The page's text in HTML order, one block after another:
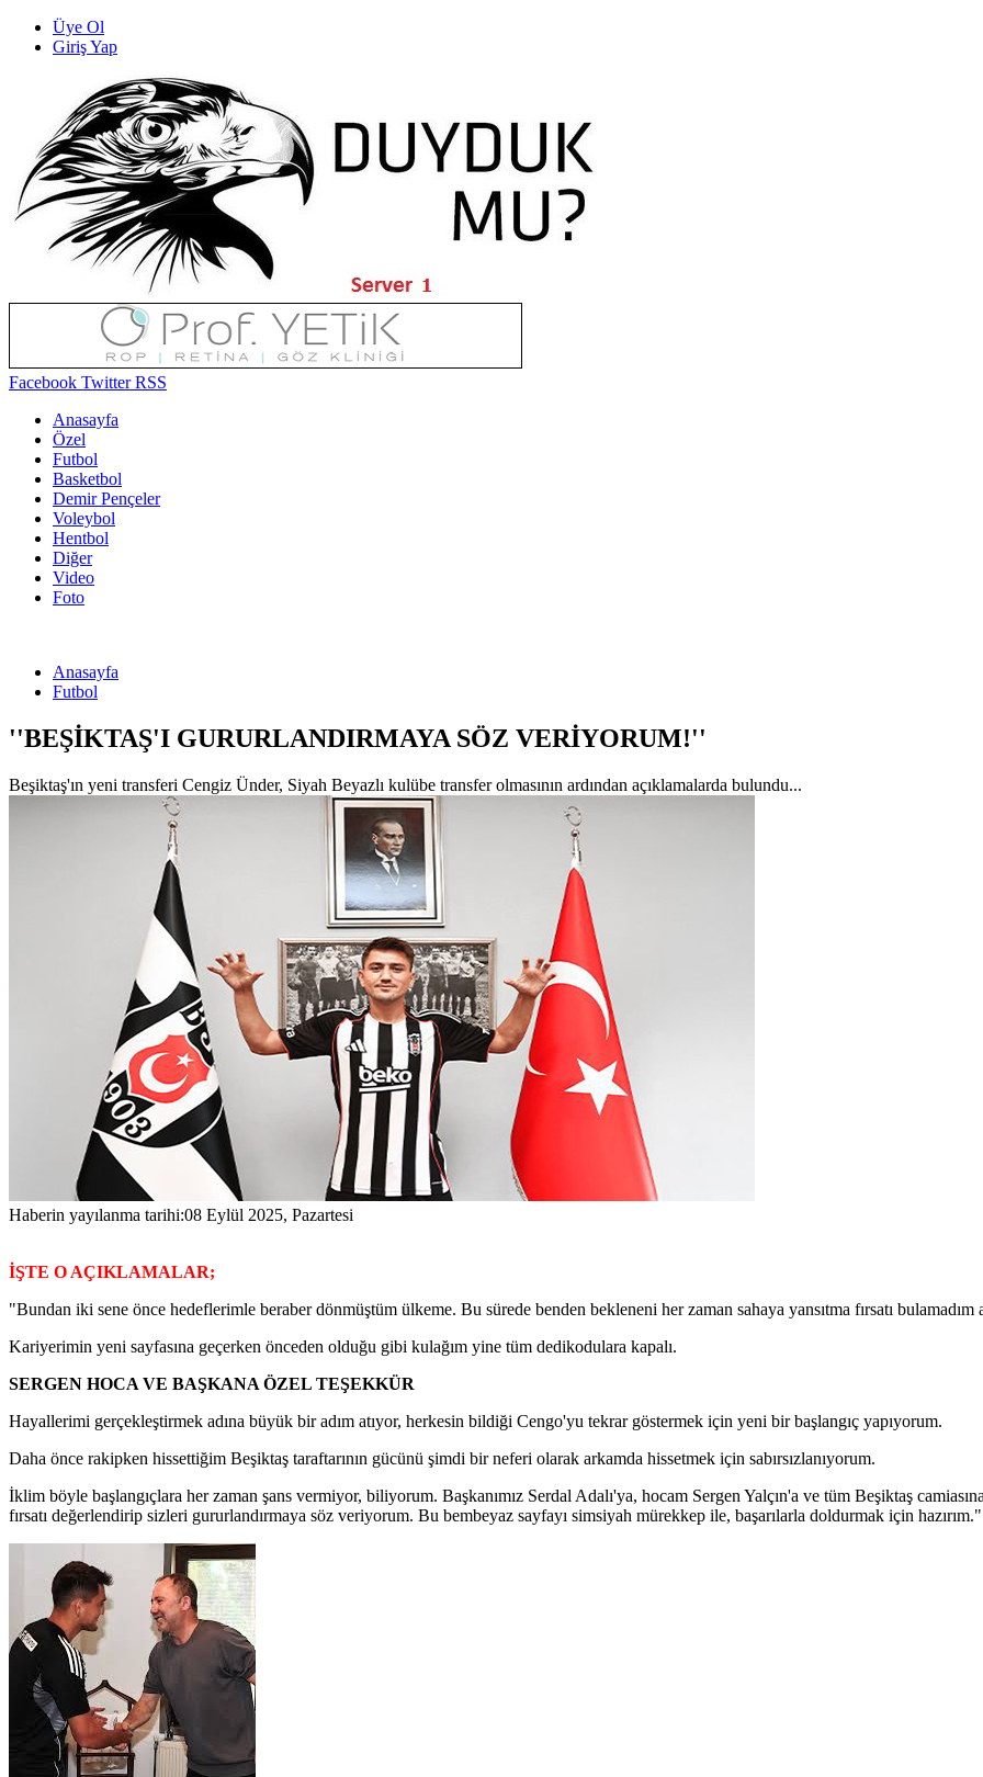
Üye Ol
Giriş Yap
Facebook TwitterRSS
Anasayfa
Özel
Futbol
Basketbol
Demir Pençeler
Voleybol
Hentbol
Diğer
Video
Foto
Anasayfa
Futbol
''BEŞİKTAŞ'I GURURLANDIRMAYA SÖZ VERİYORUM!''
Beşiktaş'ın yeni transferi Cengiz Ünder, Siyah Beyazlı kulübe transfer olmasının ardından açıklamalarda bulundu...
Haberin yayılanma tarihi:08 Eylül 2025, Pazartesi
İŞTE O AÇIKLAMALAR;
"Bundan iki sene önce hedeflerimle beraber dönmüştüm ülkeme. Bu sürede benden bekleneni her zaman sahaya yansıtma fırsatı
Kariyerimin yeni sayfasına geçerken önceden olduğu gibi kulağım yine tüm dedikodulara kapalı.
SERGEN HOCA VE BAŞKANA ÖZEL TEŞEKKÜR
Hayallerimi gerçekleştirmek adına büyük bir adım atıyor, herkesin bildiği Cengo'yu tekrar göstermek için yeni bir başlangıç yapıyorum.
Daha önce rakipken hissettiğim Beşiktaş taraftarının gücünü şimdi bir neferi olarak arkamda hissetmek için sabırsızlanıyorum.
İklim böyle başlangıçlara her zaman şans vermiyor, biliyorum. Başkanımız Serdal Adalı'ya, hocam Sergen Yalçın'a ve tüm Beşiktaş
fırsatı değerlendirip sizleri gururlandırmaya söz veriyorum. Bu bembeyaz sayfayı simsiyah mürekkep ile, başarılarla doldurmak için